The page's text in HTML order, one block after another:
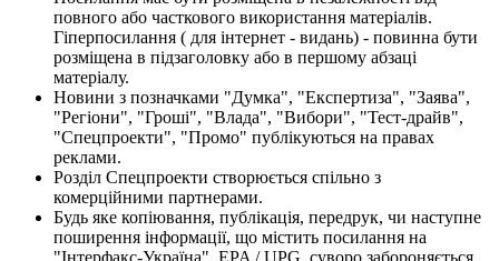
повного або часткового використання матеріалів.
Гіперпосилання ( для інтернет - видань) - повинна бути
розміщена в підзаголовку або в першому абзаці
матеріалу.
Новини з позначками "Думка", "Експертиза", "Заява",
"Регіони", "Гроші", "Влада", "Вибори", "Тест-драйв",
"Спецпроекти", "Промо" публікуються на правах
реклами.
Розділ Спецпроекти створюється спільно з
комерційними партнерами.
Будь яке копіювання, публікація, передрук, чи наступне
поширення інформації, що містить посилання на
"Інтерфакс-Україна", EPA / UPG, суворо забороняється.